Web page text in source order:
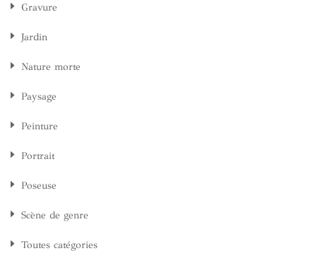
Gravure
Jardin
Nature morte
Paysage
Peinture
Portrait
Poseuse
Scène de genre
Toutes catégories